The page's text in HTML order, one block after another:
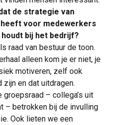
de strategie van
voor medewerkers
bij het bedrijf?
raad van bestuur de toon.
alleen kom je er niet, je
motiveren, zelf ook
en dat uitdragen.
groepsraad – collega’s uit
– betrokken bij de invulling
Ook lieten we een